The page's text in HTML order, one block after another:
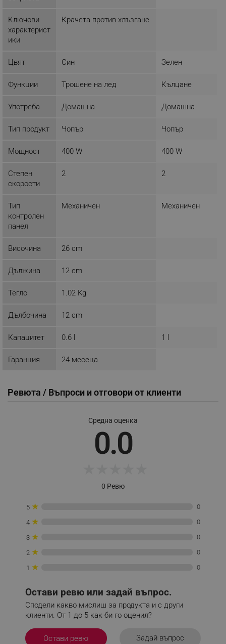
Ключови
характерист
ики
Крачета против хлъзгане
Цвят Син Зелен
Функции Трошене на лед Кълцане
Употреба Домашна Домашна
Тип продукт Чопър Чопър
Мощност 400 W 400 W
Степен
скорости
2 2
Тип
контролен
панел
Механичен Механичен
Височина 26 cm
Дължина 12 cm
Тегло 1.02 Kg
Дълбочина 12 cm
Капацитет 0.6 l 1 l
Гаранция 24 месеца
Ревюта / Въпроси и отговори от клиенти
Средна оценка
0.0
0 Ревю
5 ★ 0
4 ★ 0
3 ★ 0
2 ★ 0
1 ★ 0
Остави ревю или задай въпрос.
Сподели какво мислиш за продукта и с други
клиенти. От 1 до 5 как би го оценил?
Остави ревю Задай въпрос
Некласифицирани
потребителско влизане и управление на
_nzm_nosubscribe_92166-7699
.alleop.bg
_nzm_id_92166-7699
_sgf_push_permission_asked
_sgf_delayed_actions,
_sgf_clicked_banners
_sgf_rq .alleop.bg
Google Privacy Policy